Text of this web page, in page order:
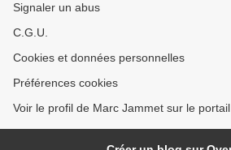
Signaler un abus
C.G.U.
Cookies et données personnelles
Préférences cookies
Voir le profil de Marc Jammet sur le